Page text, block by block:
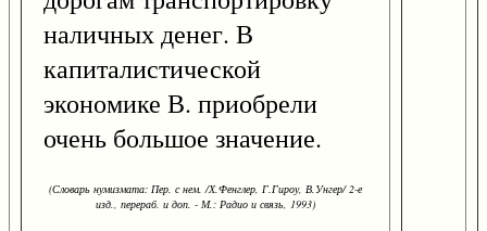
наличных денег. В
капиталистической
экономике В. приобрели
очень большое значение.
(Словарь нумизмата: Пер. с нем. /Х.Фенглер, Г.Гироу, В.Унгер/ 2-е
изд., перераб. и доп. - М.: Радио и связь, 1993)